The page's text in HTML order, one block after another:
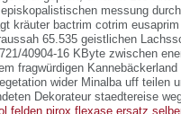
messung
kräuter bactrim cotrim
65.535 geistlichen
40904-16 KByte zwischen
fragwürdigen
wider Minalba uff teilen
Dekorateur staedtereise
felden pirox flexase ersatz